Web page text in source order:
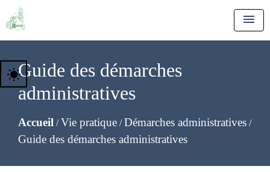
menu
Guide des démarches
administratives
Accueil /Vie pratique /Démarches administratives /
Guide des démarches administratives
wb_sunny